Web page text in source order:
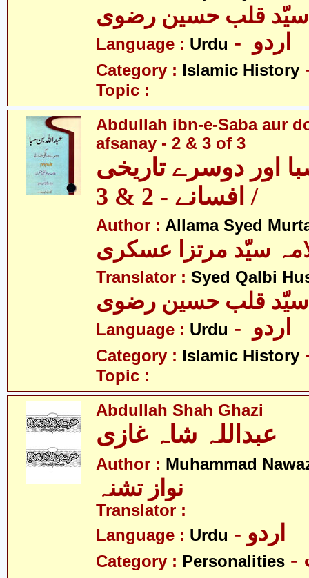
Language : Urdu
Category : Islamic History
Topic :
Abdullah ibn-e-Saba aur
afsanay - 2 & 3 of 3
اور دوسرے تاریخی
افسانے - 2 & 3 /
Author : Allama Syed
سیّد مرتزا عسکری
Translator : Syed Qalbi
Language : Urdu
Category : Islamic History
Topic :
Abdullah Shah Ghazi
عبداللہ شاہ غازی
Author : Muhammad
نواز تشنہ
Translator :
Language : Urdu - اردو
Category : Personalities